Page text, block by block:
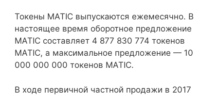
Токены MATIC выпускаются ежемесячно. В
настоящее время оборотное предложение
MATIC составляет 4 877 830 774 токенов
MATIC, а максимальное предложение — 10
000 000 000 токенов MATIC.
В ходе первичной частной продажи в 2017